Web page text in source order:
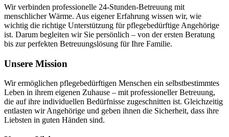
Wir verbinden professionelle 24-Stunden-Betreuung mit
menschlicher Wärme. Aus eigener Erfahrung wissen wir, wie
wichtig die richtige Unterstützung für pflegebedürftige Angehörige
ist. Darum begleiten wir Sie persönlich – von der ersten Beratung
bis zur perfekten Betreuungslösung für Ihre Familie.
Unsere Mission
Wir ermöglichen pflegebedürftigen Menschen ein selbstbestimmtes
Leben in ihrem eigenen Zuhause – mit professioneller Betreuung,
die auf ihre individuellen Bedürfnisse zugeschnitten ist. Gleichzeitig
entlasten wir Angehörige und geben ihnen die Sicherheit, dass ihre
Liebsten in guten Händen sind.